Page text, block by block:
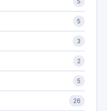
5
3
2
5
26